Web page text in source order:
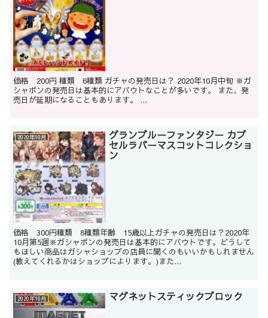
価格 200円 種類 6種類 ガチャの発売日は？ 2020年10月中旬 ※ガ
シャポンの発売日は基本的にアバウトなことが多いです。 また、発
売日が延期になることもあります。 ...
2020年10月 グランブルーファンタジー カプ
セルラバーマスコットコレクショ
ン
価格 300円種類 8種類年齢 15歳以上ガチャの発売日は？2020年
10月第5週※ガシャポンの発売日は基本的にアバウトです。どうして
もほしい商品はガシャショップの店員に聞くのもいいかもしれません
(教えてくれるかはショップによります。)また...
2020年10月 マグネットスティックブロック